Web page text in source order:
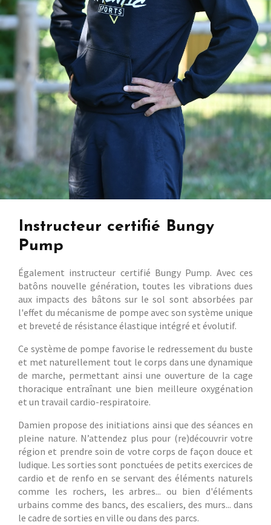
Instructeur certifié Bungy
Pump
Également instructeur certifié Bungy Pump. Avec ces
batôns nouvelle génération, toutes les vibrations dues
aux impacts des bâtons sur le sol sont absorbées par
l'effet du mécanisme de pompe avec son système unique
et breveté de résistance élastique intégré et évolutif.
Ce système de pompe favorise le redressement du buste
et met naturellement tout le corps dans une dynamique
de marche, permettant ainsi une ouverture de la cage
thoracique entraînant une bien meilleure oxygénation
et un travail cardio-respiratoire.
Damien propose des initiations ainsi que des séances en
pleine nature. N’attendez plus pour (re)découvrir votre
région et prendre soin de votre corps de façon douce et
ludique. Les sorties sont ponctuées de petits exercices de
cardio et de renfo en se servant des éléments naturels
comme les rochers, les arbres... ou bien d'éléments
urbains comme des bancs, des escaliers, des murs... dans
le cadre de sorties en ville ou dans des parcs.